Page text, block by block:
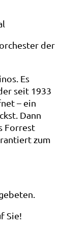
der
Es
seit 1933
– ein
Dann
Forrest
zum
Sie!